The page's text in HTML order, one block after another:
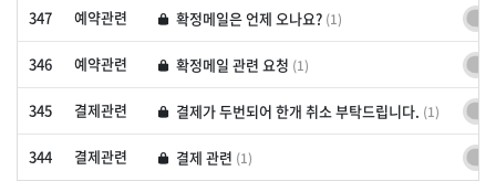
347
예약관련
확정메일은 언제 오나요?
확정메일은 언제 오나요? (1)
346
예약관련
확정메일 관련 요청
확정메일 관련 요청 (1)
345
결제관련
결제가 두번되어 한개 취소 부탁드립니다.
결제가 두번되어 한개 취소 부탁드립니다. (1)
344
결제관련
결제 관련
결제 관련 (1)